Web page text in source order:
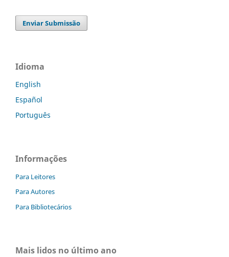
Enviar Submissão
Idioma
English
Español
Português
Informações
Para Leitores
Para Autores
Para Bibliotecários
Mais lidos no último ano